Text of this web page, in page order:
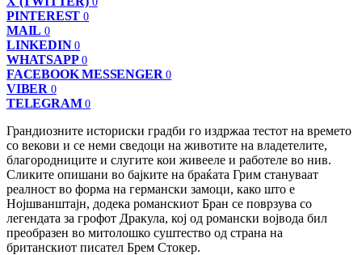
PINTEREST 0
MAIL 0
LINKEDIN 0
WHATSAPP 0
FACEBOOK MESSENGER 0
VIBER 0
TELEGRAM 0
Грандиозните историски градби го издржаа тестот на времето
со векови и се неми сведоци на животите на владетелите,
благородниците и слугите кои живееле и работеле во нив.
Сликите опишани во бајките на браќата Грим стануваат
реалност во форма на германски замоци, како што е
Нојшванштајн, додека романскиот Бран се поврзува со
легендата за грофот Дракула, кој од романски војвода бил
преобразен во митолошко суштество од страна на
британскиот писател Брем Стокер.